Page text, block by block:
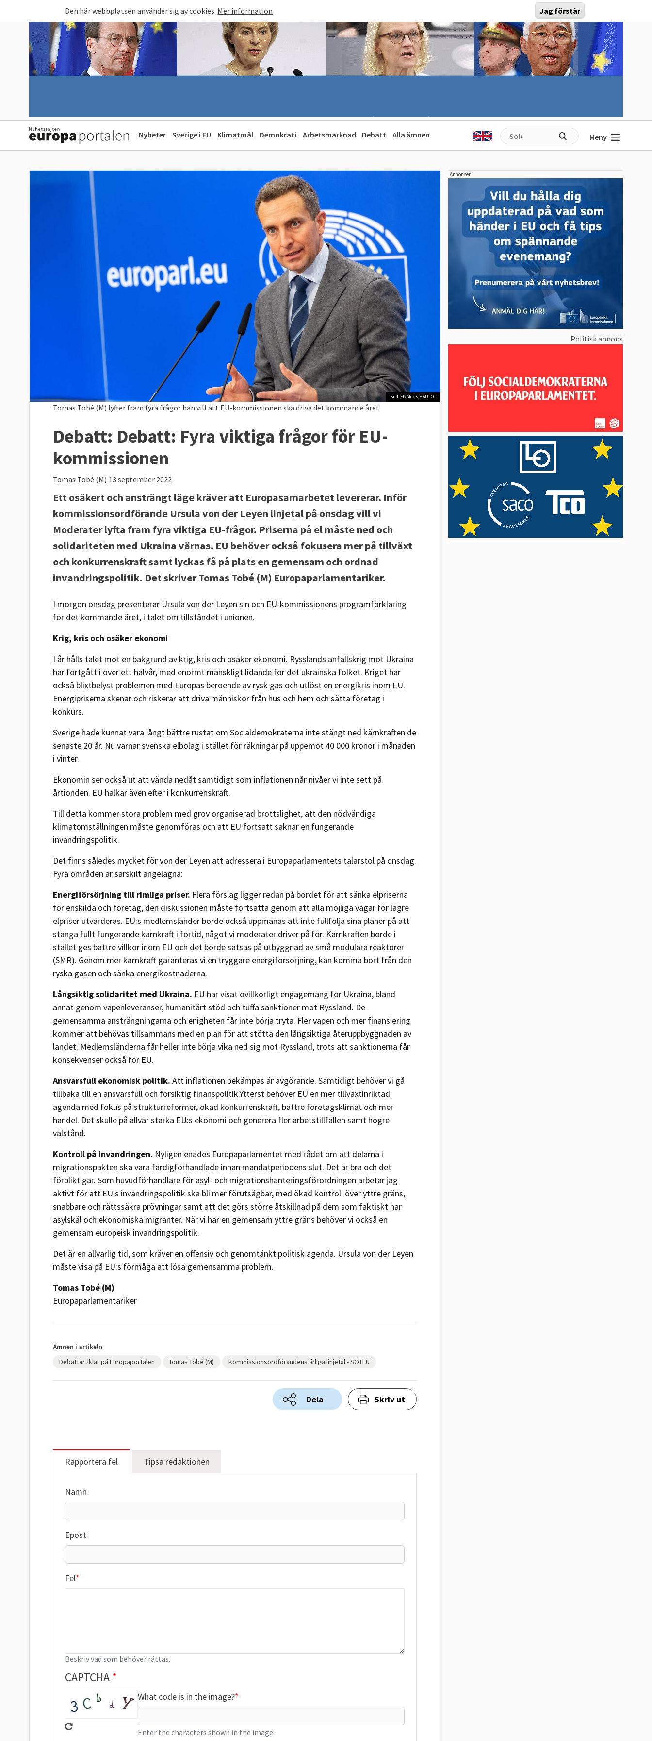
Den här webbplatsen använder sig av cookies. Mer information Jag förstår
Nyheter Sverige i EU Klimatmål Demokrati Arbetsmarknad Debatt Alla ämnen Meny
Bild: EP/Alexis HAULOT
Tomas Tobé (M) lyfter fram fyra frågor han vill att EU-kommissionen ska driva det kommande året.
Debatt: Debatt: Fyra viktiga frågor för EU-
kommissionen
Tomas Tobé (M) 13 september 2022
Ett osäkert och ansträngt läge kräver att Europasamarbetet levererar. Inför
kommissionsordförande Ursula von der Leyen linjetal på onsdag vill vi
Moderater lyfta fram fyra viktiga EU-frågor. Priserna på el måste ned och
solidariteten med Ukraina värnas. EU behöver också fokusera mer på tillväxt
och konkurrenskraft samt lyckas få på plats en gemensam och ordnad
invandringspolitik. Det skriver Tomas Tobé (M) Europaparlamentariker.
I morgon onsdag presenterar Ursula von der Leyen sin och EU-kommissionens programförklaring
för det kommande året, i talet om tillståndet i unionen.
Krig, kris och osäker ekonomi
I år hålls talet mot en bakgrund av krig, kris och osäker ekonomi. Rysslands anfallskrig mot Ukraina
har fortgått i över ett halvår, med enormt mänskligt lidande för det ukrainska folket. Kriget har
också blixtbelyst problemen med Europas beroende av rysk gas och utlöst en energikris inom EU.
Energipriserna skenar och riskerar att driva människor från hus och hem och sätta företag i
konkurs.
Sverige hade kunnat vara långt bättre rustat om Socialdemokraterna inte stängt ned kärnkraften de
senaste 20 år. Nu varnar svenska elbolag i stället för räkningar på uppemot 40 000 kronor i månaden
i vinter.
Ekonomin ser också ut att vända nedåt samtidigt som inflationen når nivåer vi inte sett på
årtionden. EU halkar även efter i konkurrenskraft.
Till detta kommer stora problem med grov organiserad brottslighet, att den nödvändiga
klimatomställningen måste genomföras och att EU fortsatt saknar en fungerande
invandringspolitik.
Det finns således mycket för von der Leyen att adressera i Europaparlamentets talarstol på onsdag.
Fyra områden är särskilt angelägna:
Energiförsörjning till rimliga priser. Flera förslag ligger redan på bordet för att sänka elpriserna
för enskilda och företag, den diskussionen måste fortsätta genom att alla möjliga vägar för lägre
elpriser utvärderas. EU:s medlemsländer borde också uppmanas att inte fullfölja sina planer på att
stänga fullt fungerande kärnkraft i förtid, något vi moderater driver på för. Kärnkraften borde i
stället ges bättre villkor inom EU och det borde satsas på utbyggnad av små modulära reaktorer
(SMR). Genom mer kärnkraft garanteras vi en tryggare energiförsörjning, kan komma bort från den
ryska gasen och sänka energikostnaderna.
Långsiktig solidaritet med Ukraina. EU har visat ovillkorligt engagemang för Ukraina, bland
annat genom vapenleveranser, humanitärt stöd och tuffa sanktioner mot Ryssland. De
gemensamma ansträngningarna och enigheten får inte börja tryta. Fler vapen och mer finansiering
kommer att behövas tillsammans med en plan för att stötta den långsiktiga återuppbyggnaden av
landet. Medlemsländerna får heller inte börja vika ned sig mot Ryssland, trots att sanktionerna får
konsekvenser också för EU.
Ansvarsfull ekonomisk politik. Att inflationen bekämpas är avgörande. Samtidigt behöver vi gå
tillbaka till en ansvarsfull och försiktig finanspolitik.Ytterst behöver EU en mer tillväxtinriktad
agenda med fokus på strukturreformer, ökad konkurrenskraft, bättre företagsklimat och mer
handel. Det skulle på allvar stärka EU:s ekonomi och generera fler arbetstillfällen samt högre
välstånd.
Kontroll på invandringen. Nyligen enades Europaparlamentet med rådet om att delarna i
migrationspakten ska vara färdigförhandlade innan mandatperiodens slut. Det är bra och det
förpliktigar. Som huvudförhandlare för asyl- och migrationshanteringsförordningen arbetar jag
aktivt för att EU:s invandringspolitik ska bli mer förutsägbar, med ökad kontroll över yttre gräns,
snabbare och rättssäkra prövningar samt att det görs större åtskillnad på dem som faktiskt har
asylskäl och ekonomiska migranter. När vi har en gemensam yttre gräns behöver vi också en
gemensam europeisk invandringspolitik.
Det är en allvarlig tid, som kräver en offensiv och genomtänkt politisk agenda. Ursula von der Leyen
måste visa på EU:s förmåga att lösa gemensamma problem.
Tomas Tobé (M)
Europaparlamentariker
Ämnen i artikeln
Debattartiklar på Europaportalen
Tomas Tobé (M) Kommissionsordförandens årliga linjetal - SOTEU
Dela Skriv ut
Rapportera fel Tipsa redaktionen
Namn
Epost
Fel
Beskriv vad som behöver rättas.
CAPTCHA
What code is in the image?
Enter the characters shown in the image.
Annonser
Politisk annons